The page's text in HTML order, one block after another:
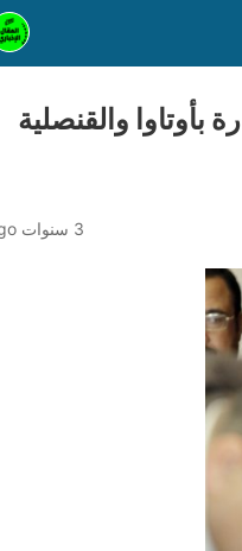
بأوتاوا والقنصلية
3 سنوات ago